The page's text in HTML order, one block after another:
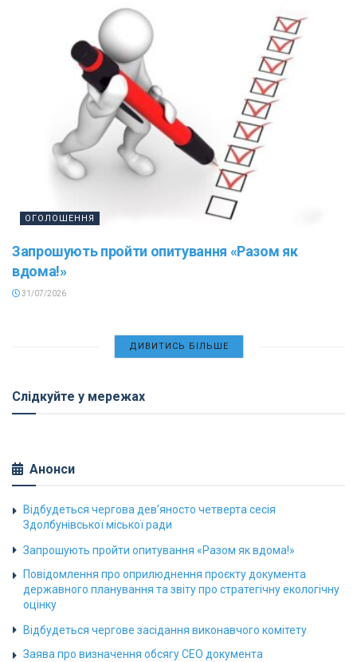
ОГОЛОШЕННЯ
Запрошують пройти опитування «Разом як
вдома!»
31/07/2026
ДИВИТИСЬ БІЛЬШЕ
Слідкуйте у мережах
Анонси
Відбудеться чергова дев’яносто четверта сесія
Здолбунівської міської ради
Запрошують пройти опитування «Разом як вдома!»
Повідомлення про оприлюднення проєкту документа
державного планування та звіту про стратегічну екологічну
оцінку
Відбудеться чергове засідання виконавчого комітету
Заява про визначення обсягу СЕО документа